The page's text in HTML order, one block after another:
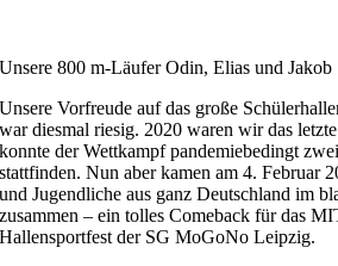
Unsere 800 m-Läufer Odin, Elias und Jakob
Unsere Vorfreude auf das große
war diesmal riesig. 2020 waren wir das
konnte der Wettkampf pandemiebedingt
stattfinden. Nun aber kamen am 4. Februar
und Jugendliche aus ganz Deutschland im
zusammen – ein tolles Comeback für das
Hallensportfest der SG MoGoNo Leipzig.